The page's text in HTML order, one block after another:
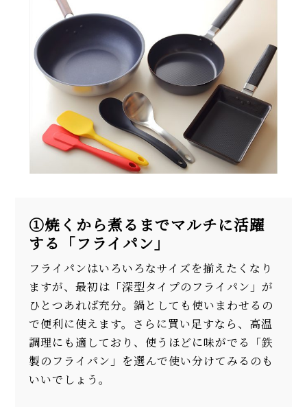
①焼くから煮るまでマルチに活躍
する「フライパン」
フライパンはいろいろなサイズを揃えたくなり
ますが、最初は「深型タイプのフライパン」が
ひとつあれば充分。鍋としても使いまわせるの
で便利に使えます。さらに買い足すなら、高温
調理にも適しており、使うほどに味がでる「鉄
製のフライパン」を選んで使い分けてみるのも
いいでしょう。